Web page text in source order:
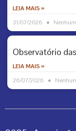
LEIA MAIS »
31/07/2026
Observatório
LEIA MAIS »
26/07/2026